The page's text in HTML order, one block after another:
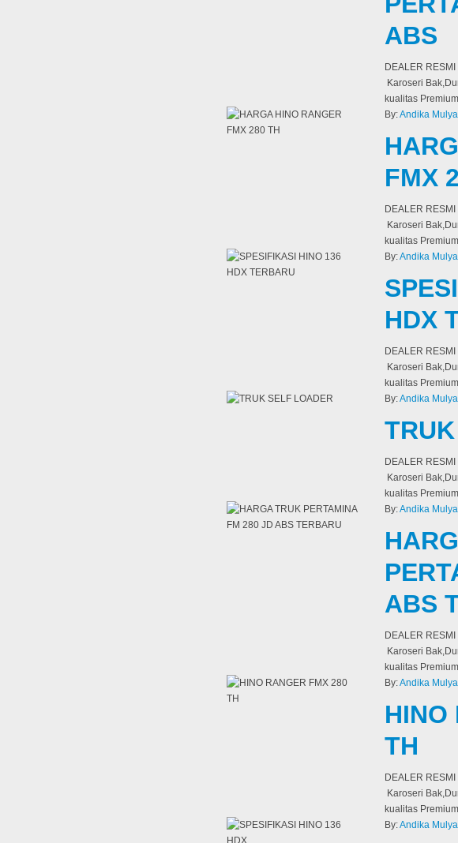
ABS
DEALER
Karoseri
kualitas
By:Andika Mulya
FMX
DEALER
Karoseri
kualitas
By:Andika Mulya
HDX
DEALER
Karoseri
kualitas
By:Andika Mulya
DEALER
Karoseri
kualitas
By:Andika Mulya
ABS
DEALER
Karoseri
kualitas
By:Andika Mulya
HINO
TH
DEALER
Karoseri
kualitas
By:Andika Mulya